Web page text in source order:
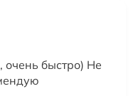
очень быстро) Не